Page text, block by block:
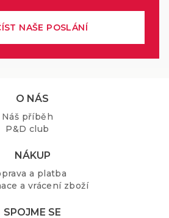
NAŠE POSLÁNÍ
O NÁS
Náš příběh
P&D club
NÁKUP
a platba
a vrácení zboží
SPOJME SE